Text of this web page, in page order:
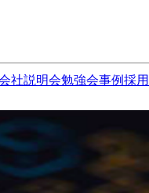
社説明会勉強会事例採用